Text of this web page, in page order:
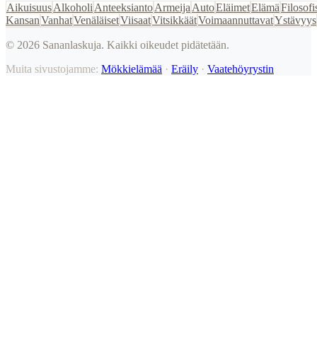
AikuisuusAlkoholi AnteeksiantoArmeija AutoEläimetElämä
KansanVanhatVenäläisetViisaatVitsikkäätVoimaannuttavatYstävyys
© 2026 Sananlaskuja. Kaikki oikeudet pidätetään.
Muita sivustojamme: Mökkielämää · Eräily · Vaatehöyrystin